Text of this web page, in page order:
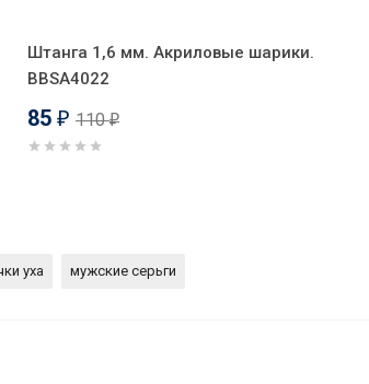
Штанга 1,6 мм. Акриловые шарики.
BBSA4022
85 ₽ 110₽
уха мужские серьги
мм с подвеской-крестом,